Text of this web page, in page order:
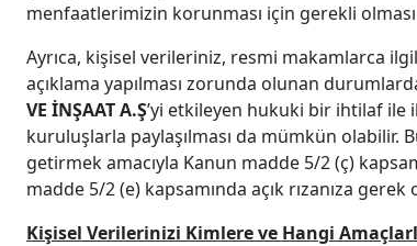
menfaatlerimizin korunması için gerekli
Ayrıca, kişisel verileriniz, resmi makamlarca
açıklama yapılması zorunda olunan
VE İNŞAAT A.Ş’yi etkileyen hukuki bir ihtilaf
kuruluşlarla paylaşılması da mümkün olabilir.
getirmek amacıyla Kanun madde 5/2 (ç)
madde 5/2 (e) kapsamında açık rızanıza
Kişisel Verilerinizi Kimlere ve Hangi